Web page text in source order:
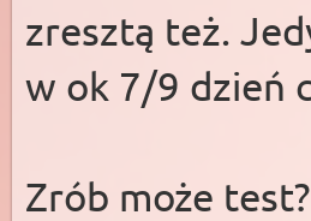
zresztą też.
w ok 7/9 dzień
Zrób może test?